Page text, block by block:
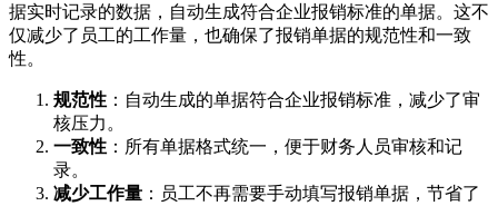
据实时记录的数据，自动生成符合企业报销标准的单据。这不
仅减少了员工的工作量，也确保了报销单据的规范性和一致
性。
规范性 ：自动生成的单据符合企业报销标准，减少了审
核压力。
一致性 ：所有单据格式统一，便于财务人员审核和记
录。
减少工作量 ：员工不再需要手动填写报销单据，节省了